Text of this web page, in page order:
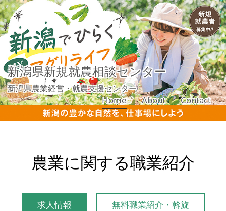
新潟県新規就農相談センター
新潟県農業経営・就農支援センター
Home About Contact
農業に関する職業紹介
求人情報 無料職業紹介・斡旋